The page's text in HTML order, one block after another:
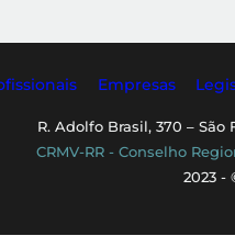
Empresas
R. Adolfo Brasil, 370 – São
CRMV-RR - Conselho
2023 -